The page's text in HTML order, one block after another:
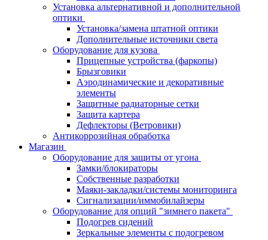
Установка альтернативной и дополнительной
оптики
Установка/замена штатной оптики
Дополнительные источники света
Оборудование для кузова
Прицепные устройства (фаркопы)
Брызговики
Аэродинамические и декоративные
элементы
Защитные радиаторные сетки
Защита картера
Дефлекторы (Ветровики)
Антикоррозийная обработка
Магазин
Оборудование для защиты от угона
Замки/блокираторы
Собственные разработки
Маяки-закладки/системы мониторинга
Сигнализации/иммобилайзеры
Оборудование для опций "зимнего пакета"
Подогрев сидений
Зеркальные элементы с подогревом